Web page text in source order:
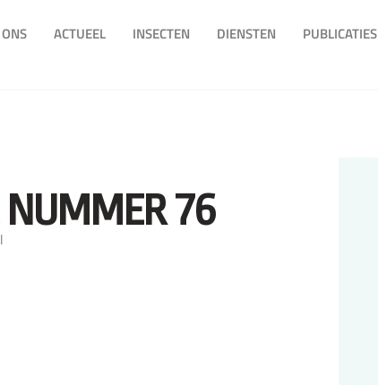
ACTUEEL INSECTEN DIENSTEN PUBLICATIES
76